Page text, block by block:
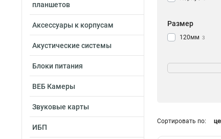
планшетов
Аксессуары к корпусам
Акустические системы
Блоки питания
ВЕБ Камеры
Звуковые карты
ИБП
Размер
120мм 3
Сортировать по: